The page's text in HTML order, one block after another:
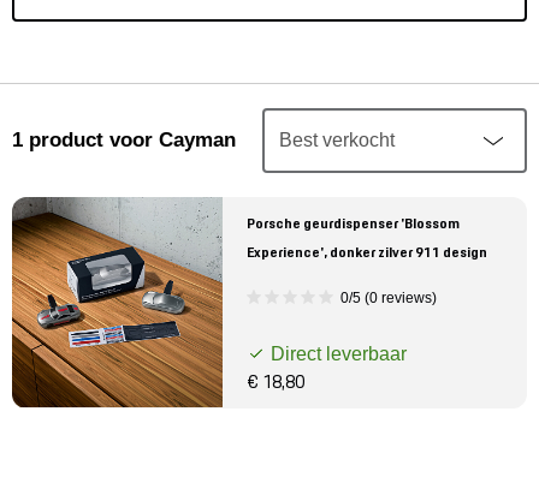
Porsche informatie
1 product voor Cayman
Porsche geurdispenser 'Blossom
Experience', donker zilver 911 design
0/5 (0 reviews)
Direct leverbaar
€ 18,80